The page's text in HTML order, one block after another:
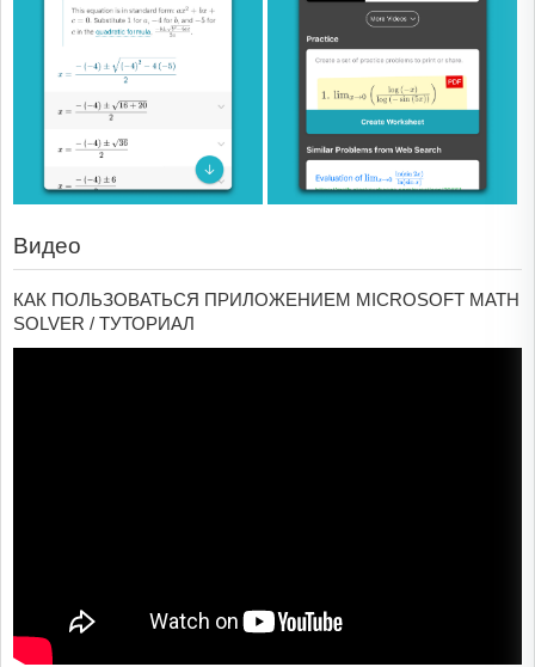
Видео
КАК ПОЛЬЗОВАТЬСЯ ПРИЛОЖЕНИЕМ MICROSOFT MATH
SOLVER / ТУТОРИАЛ